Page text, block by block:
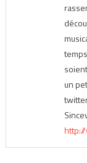
un